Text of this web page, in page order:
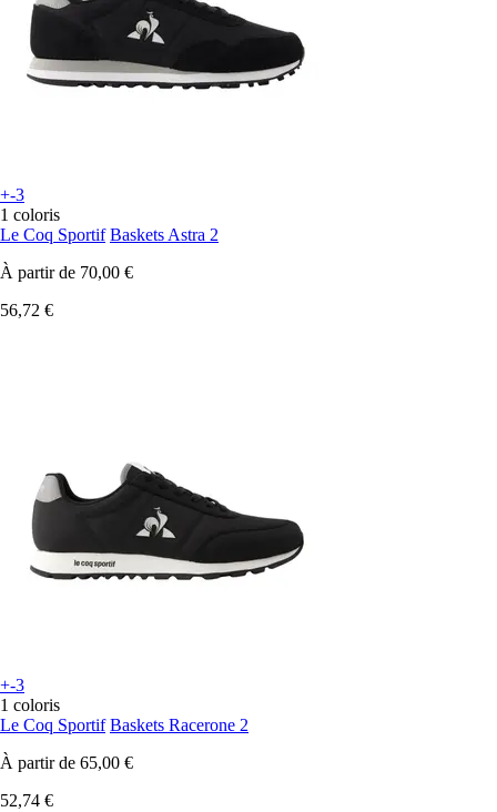
+-3
1 coloris
Le Coq Sportif Baskets Astra 2
À partir de 70,00 €
56,72 €
+-3
1 coloris
Le Coq Sportif Baskets Racerone 2
À partir de 65,00 €
52,74 €